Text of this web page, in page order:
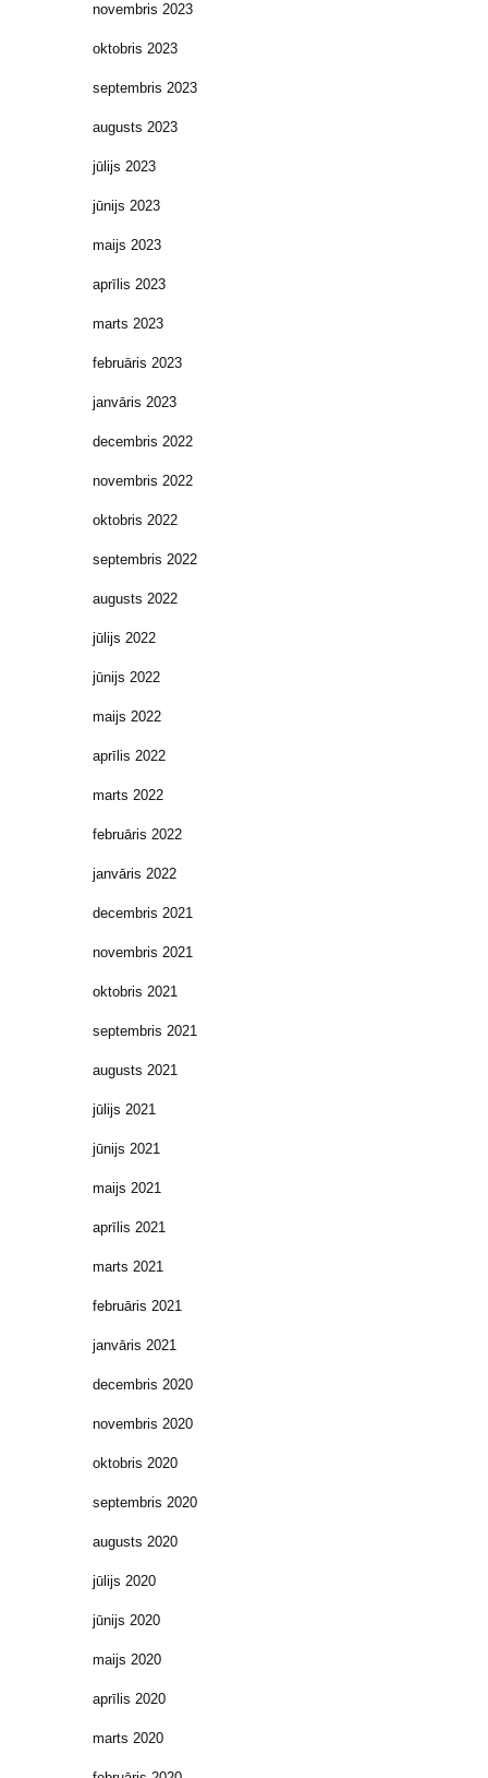
novembris 2023
oktobris 2023
septembris 2023
augusts 2023
jūlijs 2023
jūnijs 2023
maijs 2023
aprīlis 2023
marts 2023
februāris 2023
janvāris 2023
decembris 2022
novembris 2022
oktobris 2022
septembris 2022
augusts 2022
jūlijs 2022
jūnijs 2022
maijs 2022
aprīlis 2022
marts 2022
februāris 2022
janvāris 2022
decembris 2021
novembris 2021
oktobris 2021
septembris 2021
augusts 2021
jūlijs 2021
jūnijs 2021
maijs 2021
aprīlis 2021
marts 2021
februāris 2021
janvāris 2021
decembris 2020
novembris 2020
oktobris 2020
septembris 2020
augusts 2020
jūlijs 2020
jūnijs 2020
maijs 2020
aprīlis 2020
marts 2020